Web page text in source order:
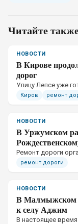
Читайте
НОВОСТИ
В Кирове
дорог
Улицу Лепсе уже
Киров ремонт
НОВОСТИ
В Уржумском
Ремонт дороги
ремонт дороги
НОВОСТИ
В Малмыжском
к селу Аджим
В настоящее